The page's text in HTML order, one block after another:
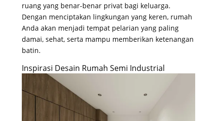
ruang yang benar-benar privat bagi keluarga.
Dengan menciptakan lingkungan yang keren, rumah
Anda akan menjadi tempat pelarian yang paling
damai, sehat, serta mampu memberikan ketenangan
batin.
Inspirasi Desain Rumah Semi Industrial